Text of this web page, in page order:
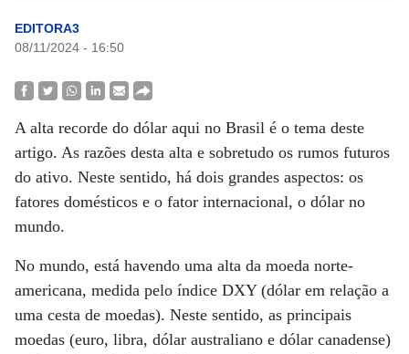
EDITORA3
08/11/2024 - 16:50
A alta recorde do dólar aqui no Brasil é o tema deste
artigo. As razões desta alta e sobretudo os rumos futuros
do ativo. Neste sentido, há dois grandes aspectos: os
fatores domésticos e o fator internacional, o dólar no
mundo.
No mundo, está havendo uma alta da moeda norte-
americana, medida pelo índice DXY (dólar em relação a
uma cesta de moedas). Neste sentido, as principais
moedas (euro, libra, dólar australiano e dólar canadense)